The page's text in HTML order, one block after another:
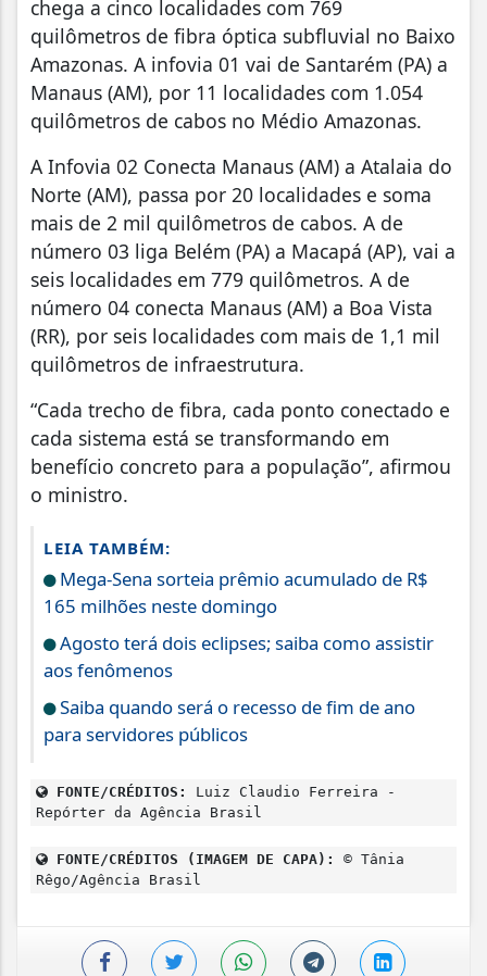
chega a cinco localidades com 769
quilômetros de fibra óptica subfluvial no Baixo
Amazonas. A infovia 01 vai de Santarém (PA) a
Manaus (AM), por 11 localidades com 1.054
quilômetros de cabos no Médio Amazonas.
A Infovia 02 Conecta Manaus (AM) a Atalaia do
Norte (AM), passa por 20 localidades e soma
mais de 2 mil quilômetros de cabos. A de
número 03 liga Belém (PA) a Macapá (AP), vai a
seis localidades em 779 quilômetros. A de
número 04 conecta Manaus (AM) a Boa Vista
(RR), por seis localidades com mais de 1,1 mil
quilômetros de infraestrutura.
“Cada trecho de fibra, cada ponto conectado e
cada sistema está se transformando em
benefício concreto para a população”, afirmou
o ministro.
LEIA TAMBÉM:
Mega-Sena sorteia prêmio acumulado de R$
165 milhões neste domingo
Agosto terá dois eclipses; saiba como assistir
aos fenômenos
Saiba quando será o recesso de fim de ano
para servidores públicos
FONTE/CRÉDITOS:
Luiz Claudio Ferreira -
Repórter da Agência Brasil
FONTE/CRÉDITOS (IMAGEM DE CAPA):
© Tânia
Rêgo/Agência Brasil